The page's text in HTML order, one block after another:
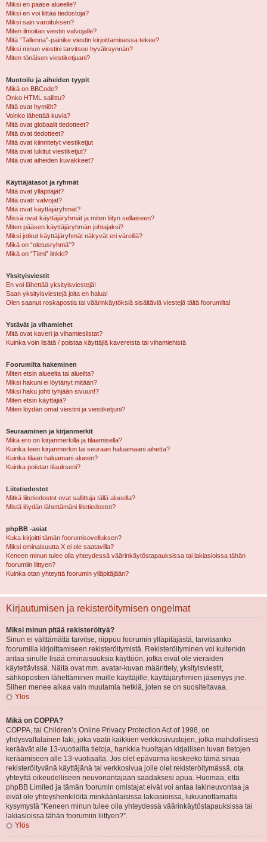
Miksi en pääse alueelle?
Miksi en voi liittää tiedostoja?
Miksi sain varoituksen?
Miten ilmoitan viestin valvojalle?
Mitä “Tallenna”-painike viestin kirjoittamisessa tekee?
Miksi minun viestini tarvitsee hyväksynnän?
Miten tönäisen viestiketjuani?
Muotoilu ja aiheiden tyypit
Mikä on BBCode?
Onko HTML sallittu?
Mitä ovat hymiöt?
Voinko lähettää kuvia?
Mitä ovat globaalit tiedotteet?
Mitä ovat tiedotteet?
Mitä ovat kiinnitetyt viestiketjut
Mitä ovat lukitut viestiketjut?
Mitä ovat aiheiden kuvakkeet?
Käyttäjätasot ja ryhmät
Mitä ovat ylläpitäjät?
Mitä ovatr valvojat?
Mitä ovat käyttäjäryhmät?
Missä ovat käyttäjäryhmät ja miten liityn sellaiseen?
Miten pääsen käyttäjäryhmän johtajaksi?
Miksi jotkut käyttäjäryhmät näkyvät eri väreillä?
Mikä on “oletusryhmä”?
Mikä on “Tiimi” linkki?
Yksityisviestit
En voi lähettää yksityisviestejä!
Saan yksityisviestejä joita en halua!
Olen saanut roskapostia tai väärinkäytöksiä sisältäviä viestejä tältä foorumilta!
Ystävät ja vihamiehet
Mitä ovat kaveri ja vihamieslistat?
Kuinka voin lisätä / poistaa käyttäjiä kavereista tai vihamiehistä
Foorumilta hakeminen
Miten etsin alueelta tai alueilta?
Miksi hakuni ei löytänyt mitään?
Miksi haku johti tyhjään sivuun!?
Miten etsin käyttäjiä?
Miten löydän omat viestini ja viestiketjuni?
Seuraaminen ja kirjanmerkit
Mikä ero on kirjanmerkillä ja tilaamisella?
Kuinka teen kirjanmerkin tai seuraan haluamaani aihetta?
Kuinka tilaan haluamani alueen?
Kuinka poistan tilaukseni?
Liitetiedostot
Mitkä liitetiedostot ovat sallittuja tällä alueella?
Mistä löydän lähettämäni liitetiedostot?
phpBB -asiat
Kuka kirjoitti tämän foorumisovelluksen?
Miksi ominaisuutta X ei ole saatavilla?
Keneen minun tulee olla yhteydessä väärinkäytöstapauksissa tai lakiasioissa tähän
foorumiin liittyen?
Kuinka otan yhteyttä foorumin ylläpitäjään?
Kirjautumisen ja rekisteröitymisen ongelmat
Miksi minun pitää rekisteröityä?
Sinun ei välttämättä tarvitse, riippuu foorumin ylläpitäjästä, tarvitaanko
foorumilla kirjoittamiseen rekisteröitymistä. Rekisteröityminen voi kuitenkin
antaa sinulle lisää ominaisuuksia käyttöön, jotka eivät ole vieraiden
käytettävissä. Näitä ovat mm. avatar-kuvan määrittely, yksityisviestit,
sähköpostien lähettäminen muille käyttäjille, käyttäjäryhmien jäsenyys jne.
Siihen menee aikaa vain muutamia hetkiä, joten se on suositeltavaa.
Ylös
Mikä on COPPA?
COPPA, tai Children’s Online Privacy Protection Act of 1998, on
yhdysvaltalainen laki, joka vaatii kaikkien verkkosivustojen, jotka mahdollisesti
keräävät alle 13-vuotiailta tietoja, hankkia huoltajan kirjallisen luvan tietojen
keräämiseen alle 13-vuotiaalta. Jos olet epävarma koskeeko tämä sinua
rekisteröityvänä käyttäjänä tai verkkosivua jolle olet rekisteröitymässä, ota
yhteyttä oikeudelliseen neuvonantajaan saadaksesi apua. Huomaa, että
phpBB Limited ja tämän foorumin omistajat eivät voi antaa lakineuvontaa ja
eivät ole yhteyshenkilöitä minkäänlaisissa lakiasioissa, lukuunottamatta
kysymystä “Keneen minun tulee olla yhteydessä väärinkäytöstapauksissa tai
lakiasioissa tähän foorumiin liittyen?”.
Ylös